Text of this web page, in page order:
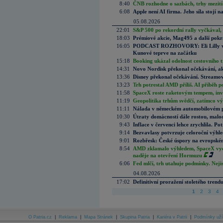
8:40 ČNB rozhodne o sazbách, trhy
6:08
Apple není AI firma. Jeho síla stojí
05.08.2026
22:01
S&P 500 po rekordní rally vyčkával,
18:03 Prémiové akcie, Mag495 a další
16:05 PODCAST ROZHOVORY: Eli Lilly
Kunové teprve na začátku
15:18 Booking ukázal odolnost cestovního
14:31
Novo Nordisk překonal očekávání,
13:36 Disney překonal očekávání.
13:23 Trh potrestal AMD příliš. AI příběh
11:58 SpaceX roste raketovým tempem,
11:19 Geopolitika trhům svědčí, zatímco
11:11
Nálada v německém automobilovém
10:30 Útraty domácností dále rostou,
9:43 Inflace v červenci lehce zrychlila.
9:14 Bezvavlasy potvrzuje celoroční
9:01
Rozbřesk: České úspory na
8:54 AMD zklamalo výhledem, SpaceX
naděje na otevření Hormuzu
6:06 Fed mlčí, trh utahuje podmínky.
04.08.2026
17:02 Definitivní proražení stoletého
1 2 3 4
O Patria.cz Reklama Mapa Stránek Skupina Patria Kariéra v Patrii Podmínky